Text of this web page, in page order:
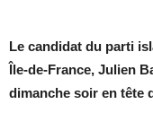
Le candidat du parti
Île-de-France, Julien
dimanche soir en tête